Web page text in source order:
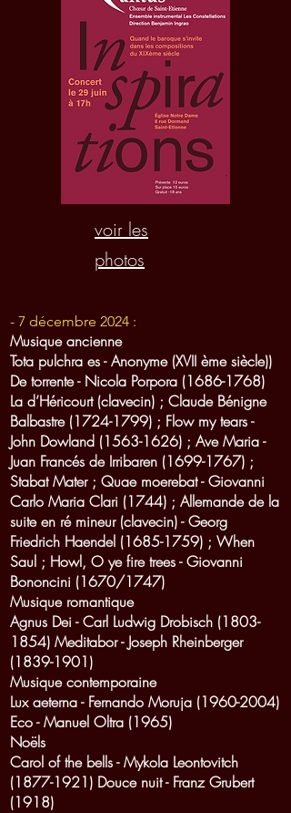
voir les
photos
- 7 décembre 2024 :
Musique ancienne
Tota pulchra es - Anonyme (XVII ème siècle))
De torrente - Nicola Porpora (1686-1768)
La d’Héricourt (clavecin) ; Claude Bénigne
Balbastre (1724-1799) ; Flow my tears -
John Dowland (1563-1626) ; Ave Maria -
Juan Francés de Irribaren (1699-1767) ;
Stabat Mater ; Quae moerebat - Giovanni
Carlo Maria Clari (1744) ; Allemande de la
suite en ré mineur (clavecin) - Georg
Friedrich Haendel (1685-1759) ; When
Saul ; Howl, O ye fire trees - Giovanni
Bononcini (1670/1747)
Musique romantique
Agnus Dei - Carl Ludwig Drobisch (1803-
1854) Meditabor - Joseph Rheinberger
(1839-1901)
Musique contemporaine
Lux aeterna - Fernando Moruja (1960-2004)
Eco - Manuel Oltra (1965)
Noëls
Carol of the bells - Mykola Leontovitch
(1877-1921) Douce nuit - Franz Grubert
(1918)